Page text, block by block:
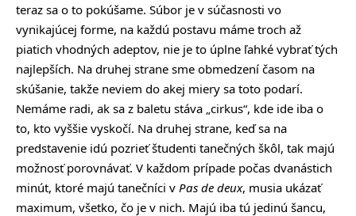
teraz sa o to pokúšame. Súbor je v súčasnosti vo
vynikajúcej forme, na každú postavu máme troch až
piatich vhodných adeptov, nie je to úplne ľahké vybrať tých
najlepších. Na druhej strane sme obmedzení časom na
skúšanie, takže neviem do akej miery sa toto podarí.
Nemáme radi, ak sa z baletu stáva „cirkus“, kde ide iba o
to, kto vyššie vyskočí. Na druhej strane, keď sa na
predstavenie idú pozrieť študenti tanečných škôl, tak majú
možnosť porovnávať. V každom prípade počas dvanástich
minút, ktoré majú tanečníci v Pas de deux, musia ukázať
maximum, všetko, čo je v nich. Majú iba tú jedinú šancu,